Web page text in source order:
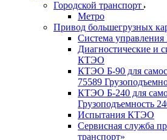
Городской транспорт
Метро
Привод большегрузных
Система
Диагностические и
КТЭО
КТЭО Б-90 для
75589
КТЭО Б-240 для
Грузоподъемность
Испытания КТЭО
Сервисная служба
транспорт»